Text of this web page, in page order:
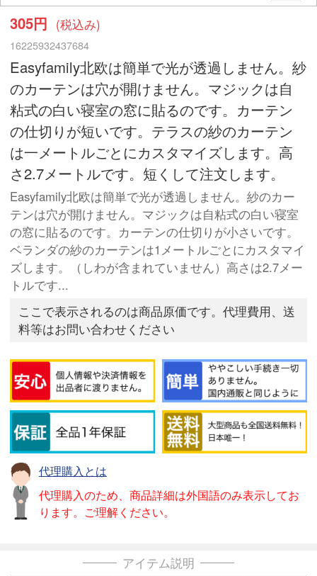
305円 (税込み)
16225932437684
Easyfamily北欧は簡単で光が透過しません。紗
のカーテンは穴が開けません。マジックは自
粘式の白い寝室の窓に貼るのです。カーテン
の仕切りが短いです。テラスの紗のカーテン
は一メートルごとにカスタマイズします。高
さ2.7メートルです。短くして注文します。
Easyfamily北欧は簡単で光が透過しません。紗のカー
テンは穴が開けません。マジックは自粘式の白い寝室
の窓に貼るのです。カーテンの仕切りが小さいです。
ベランダの紗のカーテンは1メートルごとにカスタマイ
ズします。（しわが含まれていません）高さは2.7メー
トルです...
ここで表示されるのは商品原価です。代理費用、送
料等はお問い合わせください
代理購入とは
代理購入のため、商品詳細は外国語のみ表示してお
ります。ご理解ください。
アイテム説明